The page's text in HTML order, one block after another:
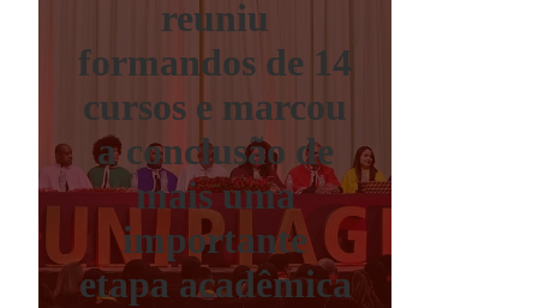
reuniu
formandos de 14
cursos e marcou
a conclusão de
mais uma
importante
etapa acadêmica